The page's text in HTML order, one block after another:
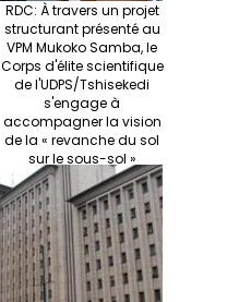
RDC: À travers un projet
structurant présenté au
VPM Mukoko Samba, le
Corps d'élite scientifique
de l'UDPS/Tshisekedi
s'engage à
accompagner la vision
de la « revanche du sol
sur le sous-sol »